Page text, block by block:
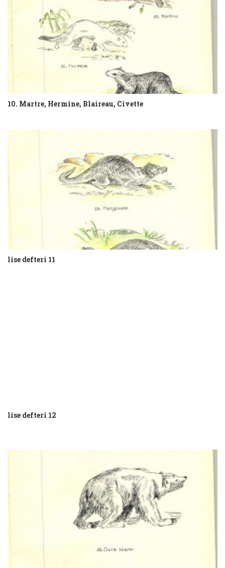
10. Martre, Hermine, Blaireau, Civette
lise defteri 11
lise defteri 12